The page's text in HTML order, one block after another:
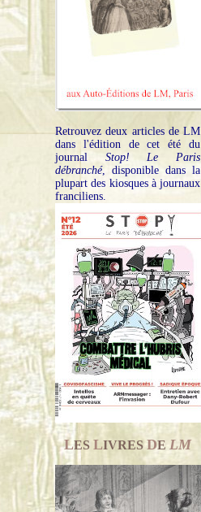
Retrouvez deux articles de LM
dans l'édition de cet été du
journal Stop! Le Paris
débranché, disponible dans la
plupart des kiosques à journaux
franciliens.
LES LIVRESDE LM